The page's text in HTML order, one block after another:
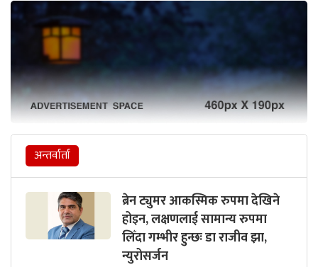
अन्तर्वार्ता
ब्रेन ट्युमर आकस्मिक रुपमा देखिने
होइन, लक्षणलाई सामान्य रुपमा
लिँदा गम्भीर हुन्छः डा राजीव झा,
न्युरोसर्जन